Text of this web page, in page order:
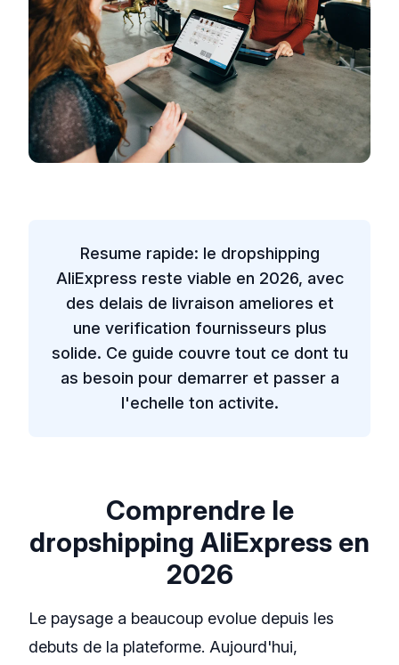
Resume rapide: le dropshipping
AliExpress reste viable en 2026, avec
des delais de livraison ameliores et
une verification fournisseurs plus
solide. Ce guide couvre tout ce dont tu
as besoin pour demarrer et passer a
l'echelle ton activite.
Comprendre le
dropshipping AliExpress en
2026
Le paysage a beaucoup evolue depuis les
debuts de la plateforme. Aujourd'hui,